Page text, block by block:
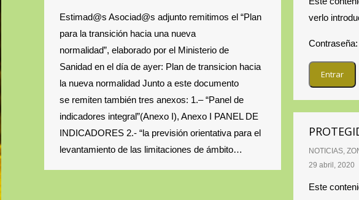
Estimad@s Asociad@s adjunto remitimos el “Plan
para la transición hacia una nueva
normalidad”, elaborado por el Ministerio de
Sanidad en el día de ayer: Plan de transicion hacia
la nueva normalidad Junto a este documento
se remiten también tres anexos: 1.– “Panel de
indicadores integral”(Anexo I), Anexo I PANEL DE
INDICADORES 2.- “la previsión orientativa para el
levantamiento de las limitaciones de ámbito…
verlo
Contraseña:
NOTICIAS,
29 abril, 2020
Este